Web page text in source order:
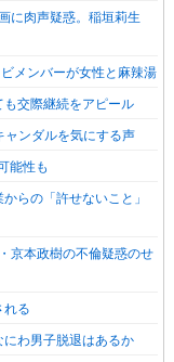
に肉声疑惑。稲垣莉生
メンバーが女性と麻辣湯
交際継続をアピール
ャンダルを気にする声
能性も
らの「許せないこと」
京本政樹の不倫疑惑のせ
れる
わ男子脱退はあるか